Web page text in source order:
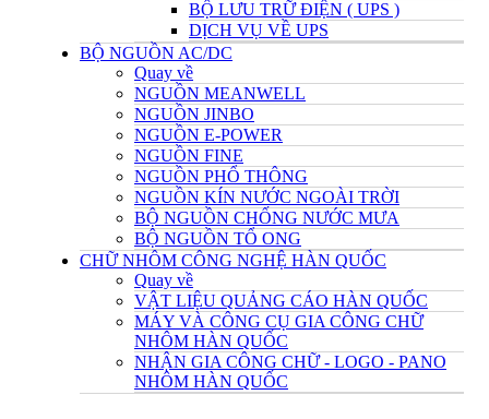
BỘ LƯU TRỮ ĐIỆN ( UPS )
DỊCH VỤ VỀ UPS
BỘ NGUỒN AC/DC
Quay về
NGUỒN MEANWELL
NGUỒN JINBO
NGUỒN E-POWER
NGUỒN FINE
NGUỒN PHỔ THÔNG
NGUỒN KÍN NƯỚC NGOÀI TRỜI
BỘ NGUỒN CHỐNG NƯỚC MƯA
BỘ NGUỒN TỔ ONG
CHỮ NHÔM CÔNG NGHỆ HÀN QUỐC
Quay về
VẬT LIỆU QUẢNG CÁO HÀN QUỐC
MÁY VÀ CÔNG CỤ GIA CÔNG CHỮ
NHÔM HÀN QUỐC
NHẬN GIA CÔNG CHỮ - LOGO - PANO
NHÔM HÀN QUỐC